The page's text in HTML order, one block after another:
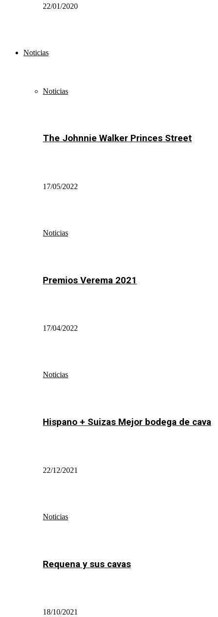
22/01/2020
Noticias
Noticias
The Johnnie Walker Princes Street
17/05/2022
Noticias
Premios Verema 2021
17/04/2022
Noticias
Hispano + Suizas Mejor bodega de cava
22/12/2021
Noticias
Requena y sus cavas
18/10/2021